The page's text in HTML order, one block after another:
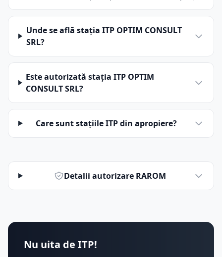
Unde se află stația ITP OPTIM CONSULT
SRL?
Este autorizată stația ITP OPTIM
CONSULT SRL?
Care sunt stațiile ITP din apropiere?
Detalii autorizare RAROM
Nu uita de ITP!